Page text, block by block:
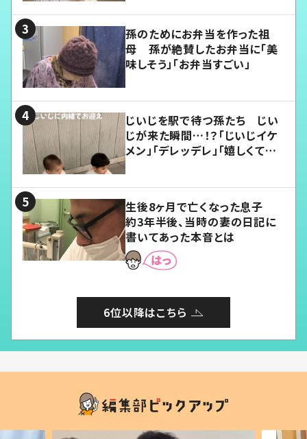
孫のためにお弁当を作った祖
母 孫が絶賛したお弁当に「美
味しそう」「お弁当すごい」
じいじを駅で待つ孫たち じい
じが来た瞬間…！？「じいじイケ
メン」「デレッデレ」「嬉しくて可
生後8ヶ月で亡くなった息子
約3年半後、当時の妻の日記に
書いてあった本音とは
6位以降はこちら